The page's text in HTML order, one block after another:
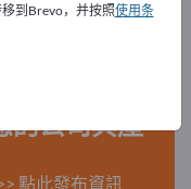
告！
由此開始
的公司與產
點此發布資訊
到Brevo，并按照使用条